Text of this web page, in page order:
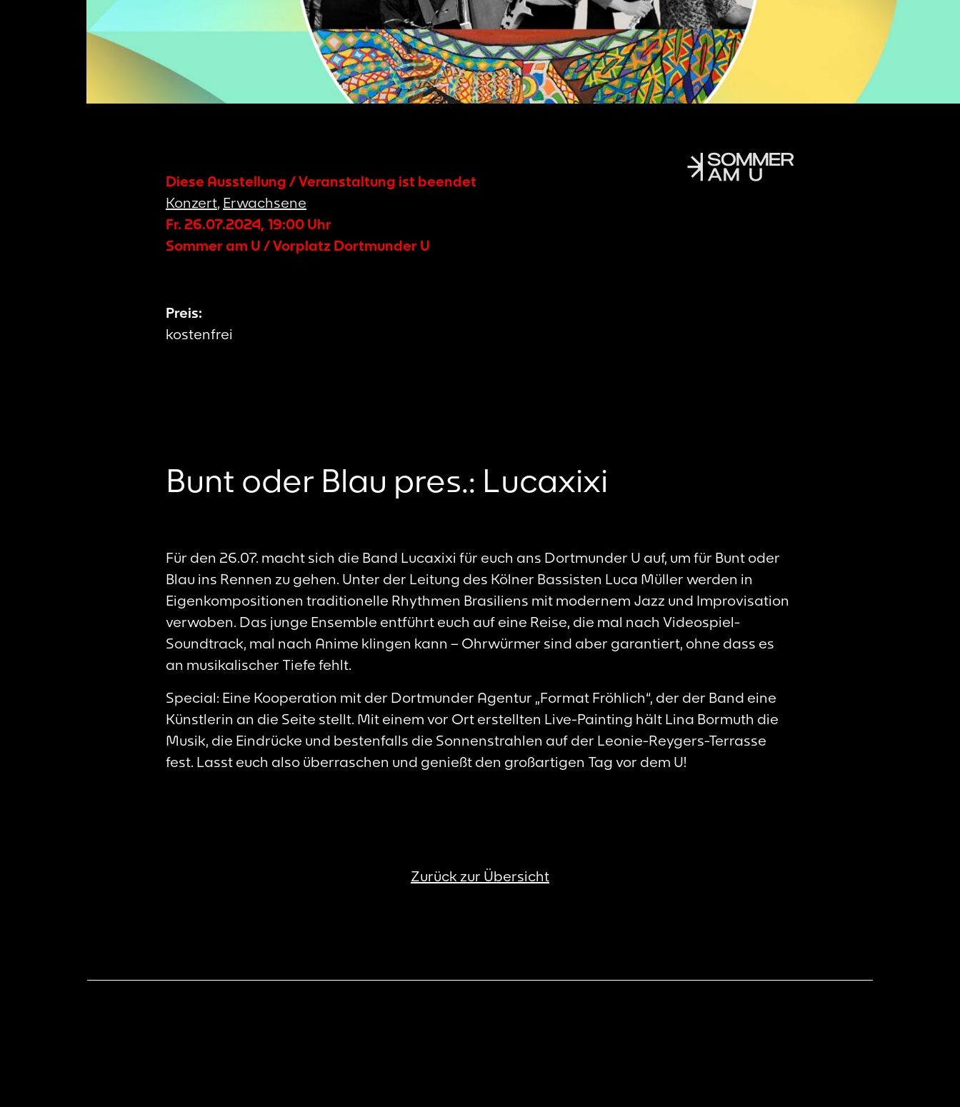
Diese Ausstellung / Veranstaltung ist beendet
Konzert, Erwachsene
Fr. 26.07.2024, 19:00 Uhr
Sommer am U / Vorplatz Dortmunder U
Preis:
kostenfrei
Bunt oder Blau pres.: Lucaxixi
Für den 26.07. macht sich die Band Lucaxixi für euch ans Dortmunder U auf, um für Bunt oder
Blau ins Rennen zu gehen. Unter der Leitung des Kölner Bassisten Luca Müller werden in
Eigenkompositionen traditionelle Rhythmen Brasiliens mit modernem Jazz und Improvisation
verwoben. Das junge Ensemble entführt euch auf eine Reise, die mal nach Videospiel-
Soundtrack, mal nach Anime klingen kann – Ohrwürmer sind aber garantiert, ohne dass es
an musikalischer Tiefe fehlt.
Special: Eine Kooperation mit der Dortmunder Agentur „Format Fröhlich“, der der Band eine
Künstlerin an die Seite stellt. Mit einem vor Ort erstellten Live-Painting hält Lina Bormuth die
Musik, die Eindrücke und bestenfalls die Sonnenstrahlen auf der Leonie-Reygers-Terrasse
fest. Lasst euch also überraschen und genießt den großartigen Tag vor dem U!
Zurück zur Übersicht